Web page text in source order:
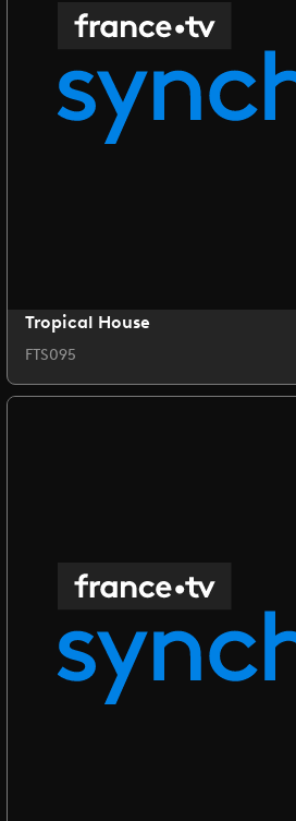
Tropical House
FTS095